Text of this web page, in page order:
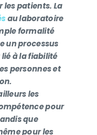
les patients. La
au laboratoire
formalité
un processus
à la fiabilité
personnes et
les
pour
que
pour les